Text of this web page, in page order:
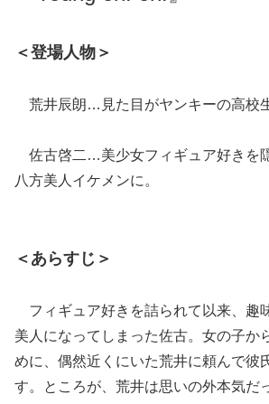
＜登場人物＞
荒井辰朗…見た目がヤンキーの高校生
佐古啓二…美少女フィギュア好きを
八方美人イケメンに。
＜あらすじ＞
フィギュア好きを詰られて以来、趣
美人になってしまった佐古。女の子か
めに、偶然近くにいた荒井に頼んで彼
す。ところが、荒井は思いの外本気だ